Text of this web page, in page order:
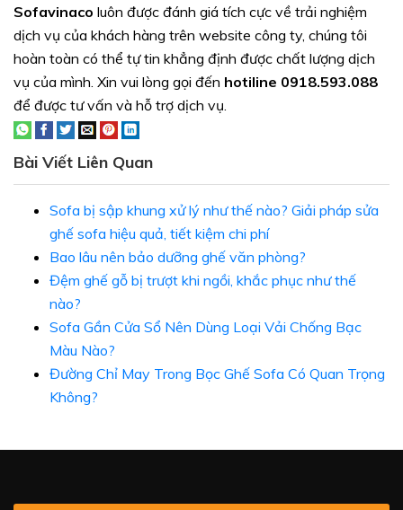
Sofavinaco luôn được đánh giá tích cực về trải nghiệm
dịch vụ của khách hàng trên website công ty, chúng tôi
hoàn toàn có thể tự tin khẳng định được chất lượng dịch
vụ của mình. Xin vui lòng gọi đến hotiline 0918.593.088
để được tư vấn và hỗ trợ dịch vụ.
Bài Viết Liên Quan
Sofa bị sập khung xử lý như thế nào? Giải pháp sửa
ghế sofa hiệu quả, tiết kiệm chi phí
Bao lâu nên bảo dưỡng ghế văn phòng?
Đệm ghế gỗ bị trượt khi ngồi, khắc phục như thế
nào?
Sofa Gần Cửa Sổ Nên Dùng Loại Vải Chống Bạc
Màu Nào?
Đường Chỉ May Trong Bọc Ghế Sofa Có Quan Trọng
Không?